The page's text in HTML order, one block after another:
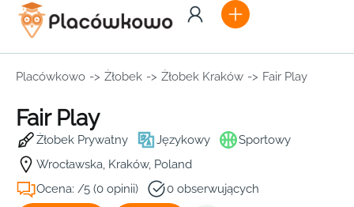
Placówkowo -> Żłobek -> Żłobek Kraków -> Fair Play
Fair Play
Żłobek Prywatny Językowy
Sportowy
Wrocławska, Kraków, Poland
Ocena: /5 (0 opinii)
0 obserwujących